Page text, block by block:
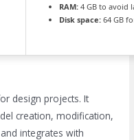
RAM: 4 GB to avoid
Disk space: 64 GB
design projects. It
creation, modification,
integrates with